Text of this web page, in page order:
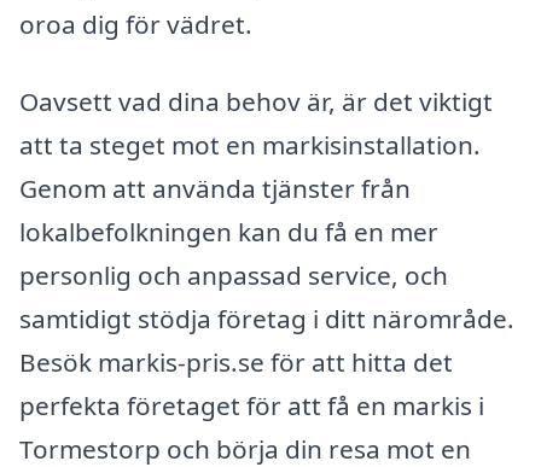
oroa dig för vädret.
Oavsett vad dina behov är, är det viktigt
att ta steget mot en markisinstallation.
Genom att använda tjänster från
lokalbefolkningen kan du få en mer
personlig och anpassad service, och
samtidigt stödja företag i ditt närområde.
Besök markis-pris.se för att hitta det
perfekta företaget för att få en markis i
Tormestorp och börja din resa mot en